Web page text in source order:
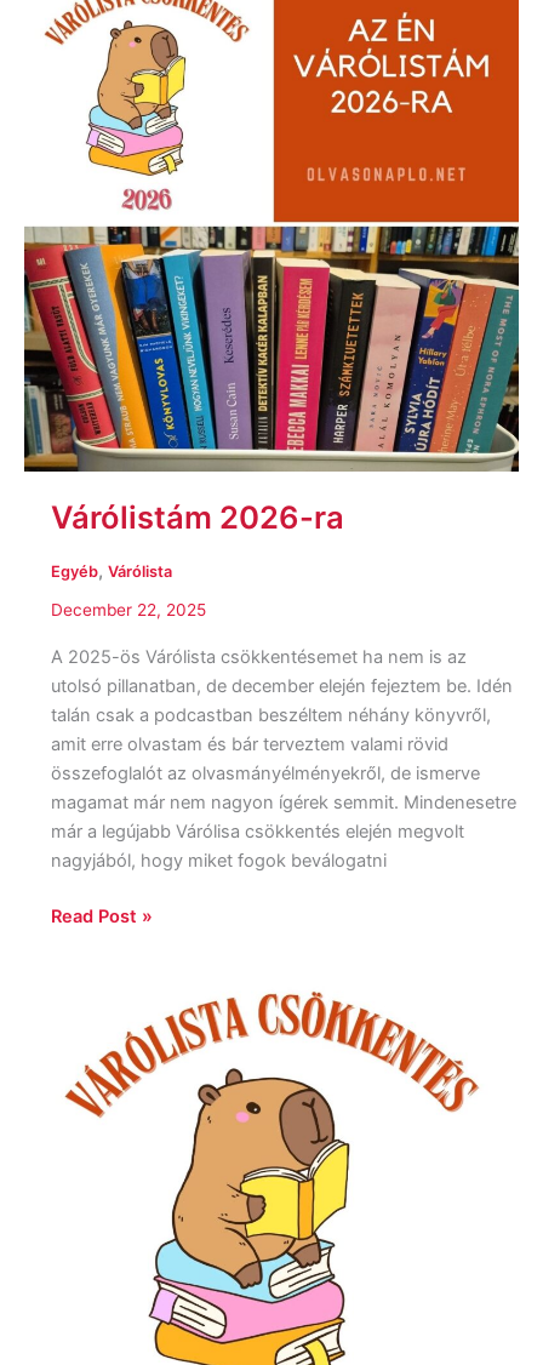
Várólistám 2026-ra
Egyéb, Várólista
December 22, 2025
A 2025-ös Várólista csökkentésemet ha nem is az
utolsó pillanatban, de december elején fejeztem be. Idén
talán csak a podcastban beszéltem néhány könyvről,
amit erre olvastam és bár terveztem valami rövid
összefoglalót az olvasmányélményekről, de ismerve
magamat már nem nagyon ígérek semmit. Mindenesetre
már a legújabb Várólisa csökkentés elején megvolt
nagyjából, hogy miket fogok beválogatni
2026-
ra
Read Post »
névsorolvasás